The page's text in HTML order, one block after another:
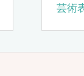
芸術